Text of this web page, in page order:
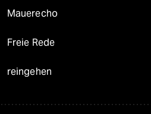
Mauerecho
Freie Rede
reingehen